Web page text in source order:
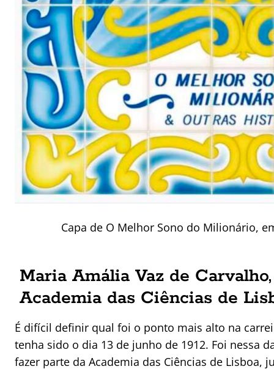
Capa de O Melhor Sono do Milionário,
Maria Amália Vaz de
Academia das Ciências de
É difícil definir qual foi o ponto mais alto na
tenha sido o dia 13 de junho de 1912. Foi nessa
fazer parte da Academia das Ciências de Lisboa,